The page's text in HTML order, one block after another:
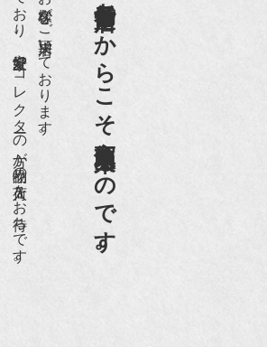
老舗骨董店だからこそ高価買取出来るのです。
愛好家やコレクターの方が品物の入荷をお待ちです。